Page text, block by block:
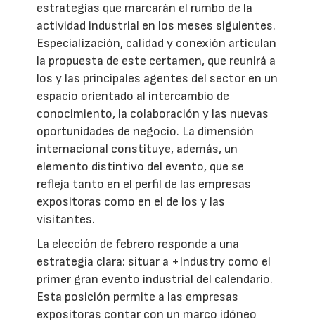
estrategias que marcarán el rumbo de la
actividad industrial en los meses siguientes.
Especialización, calidad y conexión articulan
la propuesta de este certamen, que reunirá a
los y las principales agentes del sector en un
espacio orientado al intercambio de
conocimiento, la colaboración y las nuevas
oportunidades de negocio. La dimensión
internacional constituye, además, un
elemento distintivo del evento, que se
refleja tanto en el perfil de las empresas
expositoras como en el de los y las
visitantes.
La elección de febrero responde a una
estrategia clara: situar a +Industry como el
primer gran evento industrial del calendario.
Esta posición permite a las empresas
expositoras contar con un marco idóneo